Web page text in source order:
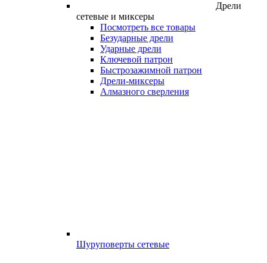
Дрели
сетевые и миксеры
Посмотреть все товары
Безударные дрели
Ударные дрели
Ключевой патрон
Быстрозажимной патрон
Дрели-миксеры
Алмазного сверления
Шуруповерты сетевые